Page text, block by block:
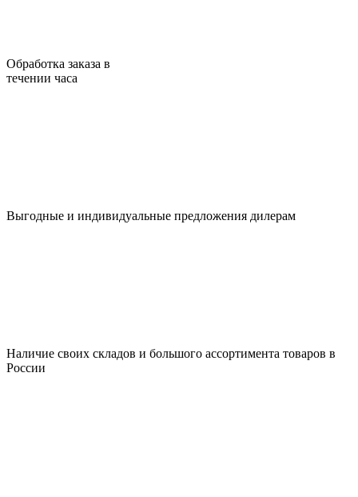
Обработка заказа в
течении часа
Выгодные и индивидуальные предложения дилерам
Наличие своих складов и большого ассортимента товаров в
России